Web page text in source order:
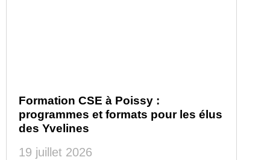
Formation CSE à Poissy :
programmes et formats pour les élus
des Yvelines
19 juillet 2026